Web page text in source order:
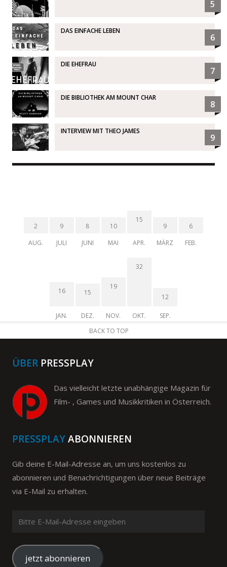
5
DAS EINFACHE LEBEN
6
DIE EHEFRAU
7
DIE BIBLIOTHEK AM MOUNT CHAR
8
INTERVIEW MIT THEO JAMES
9
2
AUG.
9
JULI
8
JUNI
10
MAI
15
APR.
9
MÄRZ
6
FEB.
16
JAN.
15
DEZ.
19
NOV.
32
OKT.
12
SEP.
BACK TO TOP
ÜBER PRESSPLAY
Das vielleicht letzte unabhängige Magazin für
Film- , Games und Musikkritiken in Österreich.
PRESSPLAYABONNIEREN
Gib deine E-Mail-Adresse an, um uns kostenlos zu
abonnieren und Benachrichtigungen über neue Beiträge
via E-Mail zu erhalten.
Mail-
Adressejetzt abonnieren